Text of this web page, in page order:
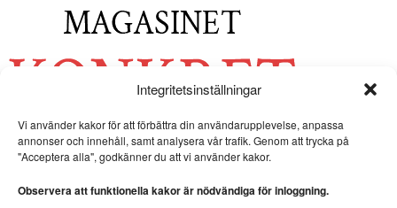
Integritetsinställningar
Vi använder kakor för att förbättra din användarupplevelse, anpassa
annonser och innehåll, samt analysera vår trafik. Genom att trycka på
"Acceptera alla", godkänner du att vi använder kakor.
Observera att funktionella kakor är nödvändiga för inloggning.